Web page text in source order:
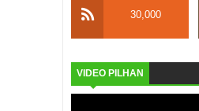
30,000
VIDEO PILHAN